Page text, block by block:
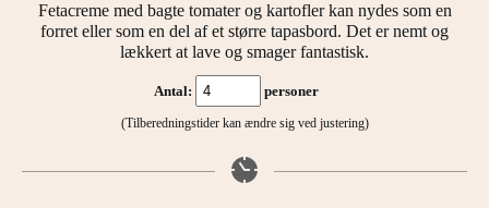
Fetacreme med bagte tomater og kartofler kan nydes som en
forret eller som en del af et større tapasbord. Det er nemt og
lækkert at lave og smager fantastisk.
Antal: personer
(Tilberedningstider kan ændre sig ved justering)